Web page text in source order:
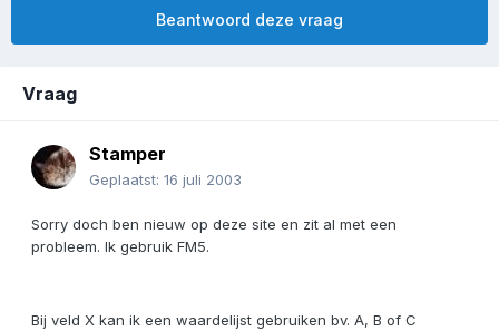
Beantwoord deze vraag
Vraag
Stamper
Geplaatst: 16 juli 2003
Sorry doch ben nieuw op deze site en zit al met een
probleem. Ik gebruik FM5.
Bij veld X kan ik een waardelijst gebruiken bv. A, B of C